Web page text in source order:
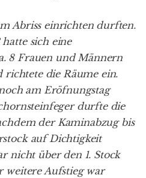
Abriss einrichten durften.
sich eine
8 Frauen und Männern
richtete die Räume ein.
am Eröfnungstag
durfte die
der Kaminabzug bis
auf Dichtigkeit
nicht über den 1. Stock
weitere Aufstieg war